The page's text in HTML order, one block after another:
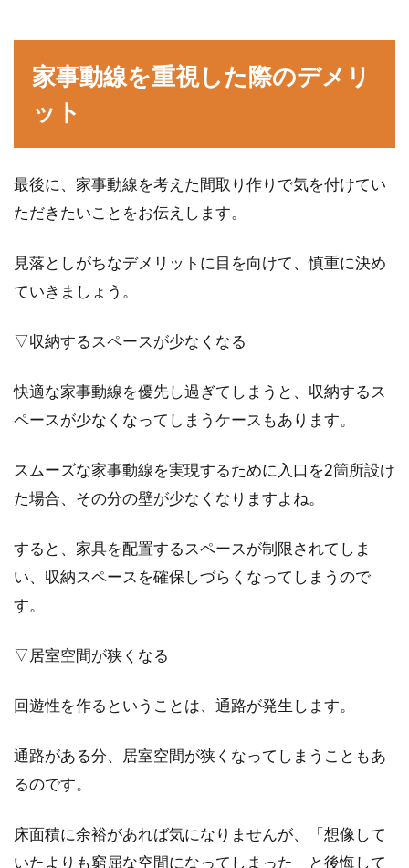
家事動線を重視した際のデメリ
ット
最後に、家事動線を考えた間取り作りで気を付けてい
ただきたいことをお伝えします。
見落としがちなデメリットに目を向けて、慎重に決め
ていきましょう。
▽収納するスペースが少なくなる
快適な家事動線を優先し過ぎてしまうと、収納するス
ペースが少なくなってしまうケースもあります。
スムーズな家事動線を実現するために入口を2箇所設け
た場合、その分の壁が少なくなりますよね。
すると、家具を配置するスペースが制限されてしま
い、収納スペースを確保しづらくなってしまうので
す。
▽居室空間が狭くなる
回遊性を作るということは、通路が発生します。
通路がある分、居室空間が狭くなってしまうこともあ
るのです。
床面積に余裕があれば気になりませんが、「想像して
いたよりも窮屈な空間になってしまった」と後悔して